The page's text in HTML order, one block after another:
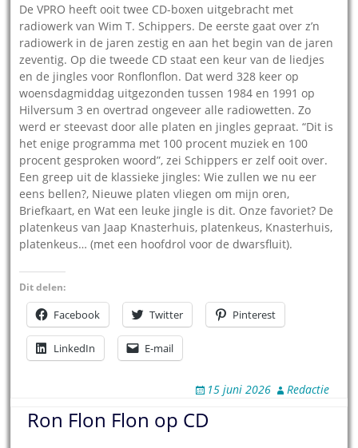
De VPRO heeft ooit twee CD-boxen uitgebracht met
radiowerk van Wim T. Schippers. De eerste gaat over z’n
radiowerk in de jaren zestig en aan het begin van de jaren
zeventig. Op die tweede CD staat een keur van de liedjes
en de jingles voor Ronflonflon. Dat werd 328 keer op
woensdagmiddag uitgezonden tussen 1984 en 1991 op
Hilversum 3 en overtrad ongeveer alle radiowetten. Zo
werd er steevast door alle platen en jingles gepraat. “Dit is
het enige programma met 100 procent muziek en 100
procent gesproken woord”, zei Schippers er zelf ooit over.
Een greep uit de klassieke jingles: Wie zullen we nu eer
eens bellen?, Nieuwe platen vliegen om mijn oren,
Briefkaart, en Wat een leuke jingle is dit. Onze favoriet? De
platenkeus van Jaap Knasterhuis, platenkeus, Knasterhuis,
platenkeus… (met een hoofdrol voor de dwarsfluit).
Dit delen:
Facebook Twitter Pinterest
LinkedIn E-mail
15 juni 2026 Redactie
Ron Flon Flon op CD